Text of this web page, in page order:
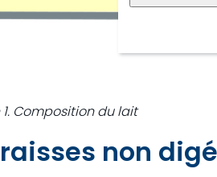
Composition du lait
non